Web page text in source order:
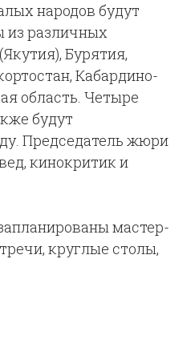
народов будут
из различных
Бурятия,
Кабардино-
область. Четыре
будут
Председатель жюри
кинокритик и
мастер-
круглые столы,